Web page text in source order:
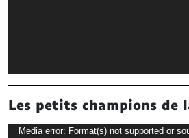
Les petits champions de
Lecteur
Media error: Format(s) not supported or